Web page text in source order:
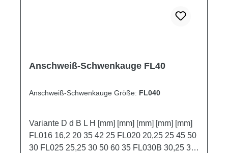
Anschweiß-Schwenkauge FL40
Anschweiß-Schwenkauge Größe: FL040
Variante D d B L H [mm] [mm] [mm] [mm] [mm]
FL016 16,2 20 35 42 25 FL020 20,25 25 45 50
30 FL025 25,25 30 50 60 35 FL030B 30,25 35